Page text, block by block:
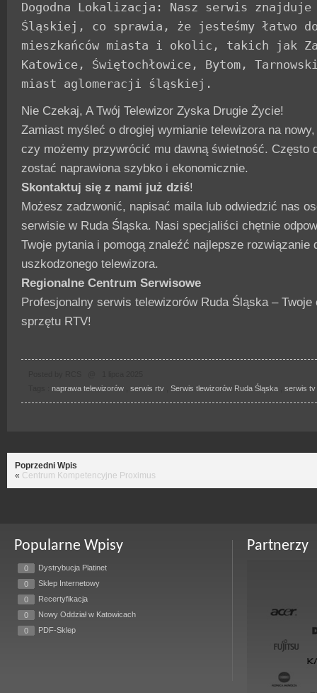
Dogodna Lokalizacja: Nasz serwis
Śląskiej, co sprawia, że jesteśmy łatwo
mieszkańców miasta i okolic, takich jak
Katowice, Świętochłowice, Bytom,
miast aglomeracji śląskiej.
Nie Czekaj, A Twój Telewizor Zyska Drugie Życie!
Zamiast myśleć o drogiej wymianie telewizora na
czy możemy przywrócić mu dawną świetność. Często
zostać naprawiona szybko i ekonomicznie.
Skontaktuj się z nami już dziś!
Możesz zadzwonić, napisać maila lub odwiedzić nas
serwisie w Ruda Śląska. Nasi specjaliści chętnie
Twoje pytania i pomogą znaleźć najlepsze rozwiązanie
uszkodzonego telewizora.
Regionalne Centrum Serwisowe
Profesjonalny serwis telewizorów Ruda Śląska – Twoje
sprzętu RTV!
naprawa telewizorów serwis rtv Serwis tlewizorów Ruda Śląska serwis tv
Poprzedni Wpis
« Centrum Kompetencyjne Proximus
Popularne Wpisy
0
Dystrybucja Platinet
0
Sklep Internetowy
0
Recertyfikacja
0
Nowy Oddział w Katowicach
0
PDF-Sklep
Partnerzy